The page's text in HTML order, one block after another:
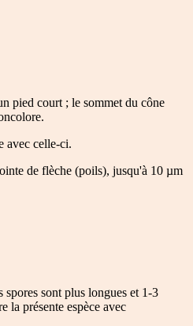
pied court ; le sommet du cône
avec celle-ci.
de flèche (poils), jusqu'à 10 µm
spores sont plus longues et 1-3
la présente espèce avec